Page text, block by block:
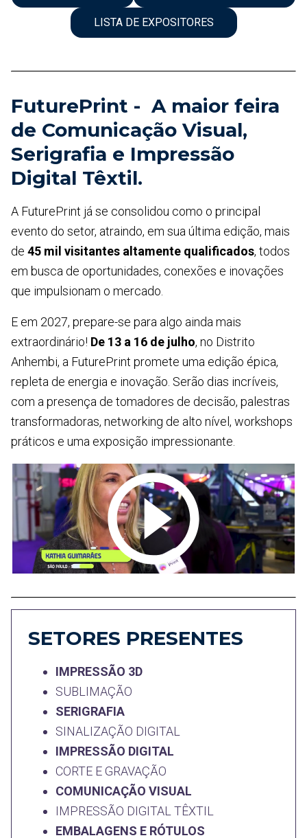
LISTA DE EXPOSITORES
FuturePrint - A maior feira
de Comunicação Visual,
Serigrafia e Impressão
Digital Têxtil.
A FuturePrint já se consolidou como o principal
evento do setor, atraindo, em sua última edição, mais
de 45 mil visitantes altamente qualificados, todos
em busca de oportunidades, conexões e inovações
que impulsionam o mercado.
E em 2027, prepare-se para algo ainda mais
extraordinário! De 13 a 16 de julho, no Distrito
Anhembi, a FuturePrint promete uma edição épica,
repleta de energia e inovação. Serão dias incríveis,
com a presença de tomadores de decisão, palestras
transformadoras, networking de alto nível, workshops
práticos e uma exposição impressionante.
SETORES PRESENTES
IMPRESSÃO 3D
SUBLIMAÇÃO
SERIGRAFIA
SINALIZAÇÃO DIGITAL
IMPRESSÃO DIGITAL
CORTE E GRAVAÇÃO
COMUNICAÇÃO VISUAL
IMPRESSÃO DIGITAL TÊXTIL
EMBALAGENS E RÓTULOS